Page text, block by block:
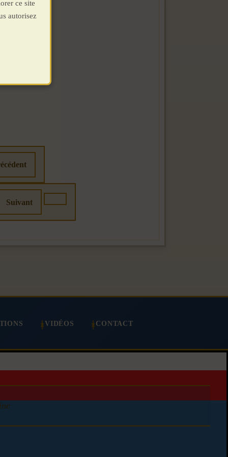
Suivant
VIDÉOS CONTACT
ce site
autorisez